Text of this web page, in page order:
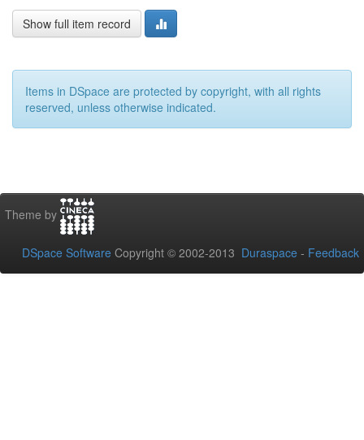
Show full item record
Items in DSpace are protected by copyright, with all rights
reserved, unless otherwise indicated.
Theme by
DSpace Software Copyright © 2002-2013 Duraspace - Feedback